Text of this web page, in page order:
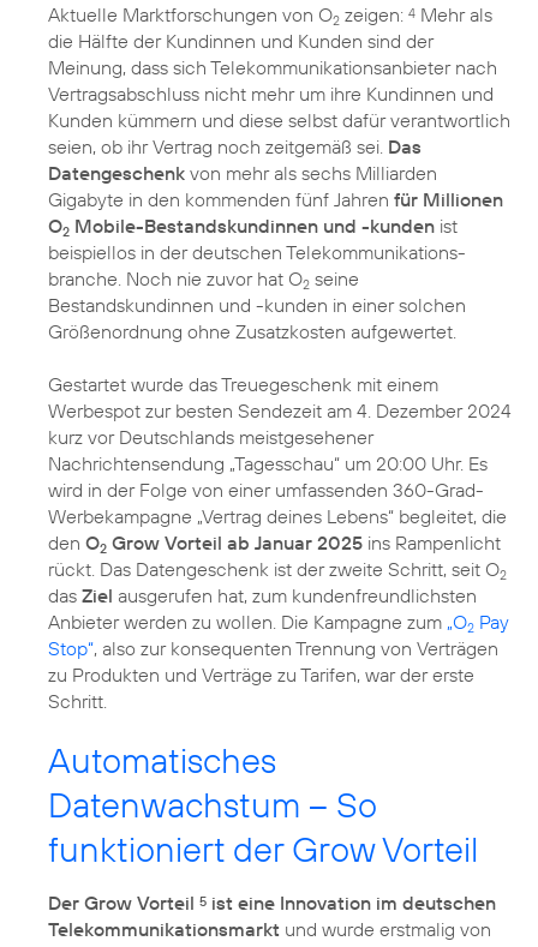
Aktuelle Marktforschungen von O2 zeigen: 4 Mehr als
die Hälfte der Kundinnen und Kunden sind der
Meinung, dass sich Telekommunikationsanbieter nach
Vertragsabschluss nicht mehr um ihre Kundinnen und
Kunden kümmern und diese selbst dafür verantwortlich
seien, ob ihr Vertrag noch zeitgemäß sei. Das
Datengeschenk von mehr als sechs Milliarden
Gigabyte in den kommenden fünf Jahren für Millionen
O2 Mobile-Bestandskundinnen und -kunden ist
beispiellos in der deutschen Telekommunikations­
branche. Noch nie zuvor hat O2 seine
Bestandskundinnen und -kunden in einer solchen
Größenordnung ohne Zusatzkosten aufgewertet.
Gestartet wurde das Treuegeschenk mit einem
Werbespot zur besten Sendezeit am 4. Dezember 2024
kurz vor Deutschlands meistgesehener
Nachrichtensendung „Tagesschau“ um 20:00 Uhr. Es
wird in der Folge von einer umfassenden 360-Grad-
Werbekampagne „Vertrag deines Lebens“ begleitet, die
den O2 Grow Vorteil ab Januar 2025 ins Rampenlicht
rückt. Das Datengeschenk ist der zweite Schritt, seit O2
das Ziel ausgerufen hat, zum kundenfreundlichsten
Anbieter werden zu wollen. Die Kampagne zum „O2 Pay
Stop“, also zur konsequenten Trennung von Verträgen
zu Produkten und Verträge zu Tarifen, war der erste
Schritt.
Automatisches
Datenwachstum – So
funktioniert der Grow Vorteil
Der Grow Vorteil 5 ist eine Innovation im deutschen
Telekommunikationsmarkt und wurde erstmalig von